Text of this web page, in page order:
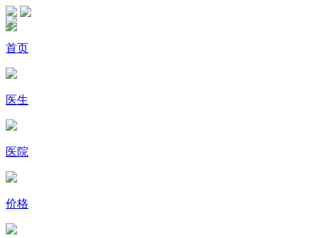
首页
医生
医院
价格